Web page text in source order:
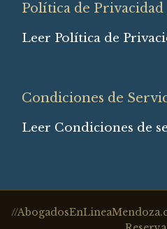
Política de Privacidad
Leer Política de
Condiciones de
Leer Condiciones de
//